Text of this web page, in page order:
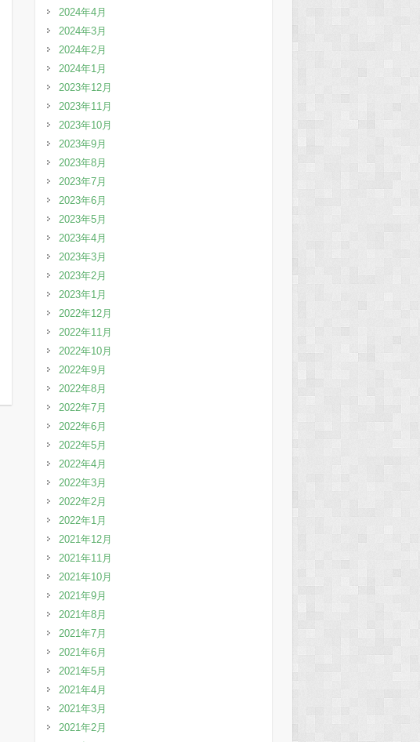
2024年4月
2024年3月
2024年2月
2024年1月
2023年12月
2023年11月
2023年10月
2023年9月
2023年8月
2023年7月
2023年6月
2023年5月
2023年4月
2023年3月
2023年2月
2023年1月
2022年12月
2022年11月
2022年10月
2022年9月
2022年8月
2022年7月
2022年6月
2022年5月
2022年4月
2022年3月
2022年2月
2022年1月
2021年12月
2021年11月
2021年10月
2021年9月
2021年8月
2021年7月
2021年6月
2021年5月
2021年4月
2021年3月
2021年2月